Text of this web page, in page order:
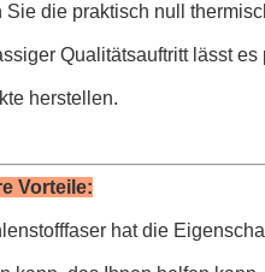
Sie die praktisch null
Qualitätsauftritt lässt
herstellen.
Vorteile:
hat die